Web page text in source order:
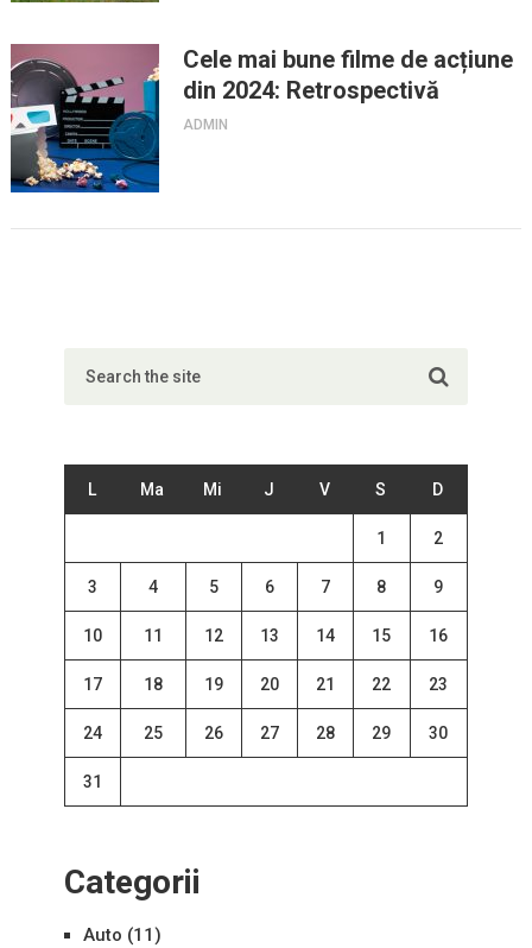
Cele mai bune filme de acțiune
din 2024: Retrospectivă
ADMIN
L Ma Mi J V S D
1 2
3 4 5 6 7 8 9
10 11 12 13 14 15 16
17 18 19 20 21 22 23
24 25 26 27 28 29 30
31
Categorii
Auto (11)